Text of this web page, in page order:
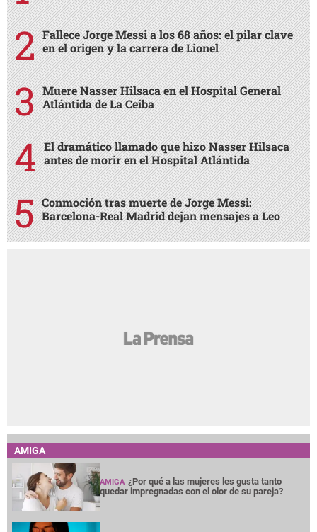
Fallece Jorge Messi a los 68 años: el pilar clave
en el origen y la carrera de Lionel
Muere Nasser Hilsaca en el Hospital General
Atlántida de La Ceiba
El dramático llamado que hizo Nasser Hilsaca
antes de morir en el Hospital Atlántida
Conmoción tras muerte de Jorge Messi:
Barcelona-Real Madrid dejan mensajes a Leo
AMIGA
AMIGA ¿Por qué a las mujeres les gusta tanto
quedar impregnadas con el olor de su pareja?